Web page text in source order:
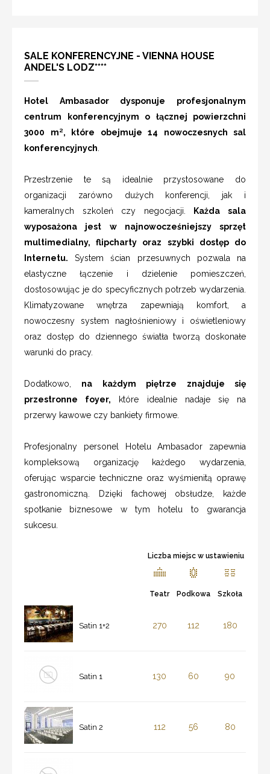
SALE KONFERENCYJNE - VIENNA HOUSE
ANDEL'S LODZ****
Hotel Ambasador dysponuje profesjonalnym
centrum konferencyjnym o łącznej powierzchni
3000 m², które obejmuje 14 nowoczesnych sal
konferencyjnych.
Przestrzenie te są idealnie przystosowane do
organizacji zarówno dużych konferencji, jak i
kameralnych szkoleń czy negocjacji.
Każda sala
wyposażona jest w najnowocześniejszy sprzęt
multimedialny, flipcharty oraz szybki dostęp do
Internetu. System ścian przesuwnych pozwala na
elastyczne łączenie i dzielenie pomieszczeń,
dostosowując je do specyficznych potrzeb wydarzenia.
Klimatyzowane wnętrza zapewniają komfort, a
nowoczesny system nagłośnieniowy i oświetleniowy
oraz dostęp do dziennego światła tworzą doskonałe
warunki do pracy.
Dodatkowo, na każdym piętrze znajduje się
przestronne foyer, które idealnie nadaje się na
przerwy kawowe czy bankiety firmowe.
Profesjonalny personel Hotelu Ambasador zapewnia
kompleksową organizację każdego wydarzenia,
oferując wsparcie techniczne oraz wyśmienitą oprawę
gastronomiczną. Dzięki fachowej obsłudze, każde
spotkanie biznesowe w tym hotelu to gwarancja
sukcesu.
Liczba miejsc w ustawieniu
Teatr Podkowa Szkoła
Satin 1+2 270 112 180
Satin 1 130 60 90
Satin 2 112 56 80